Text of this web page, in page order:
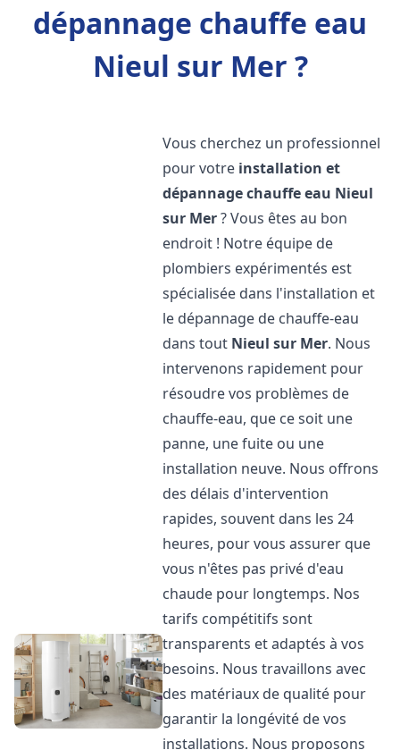
dépannage chauffe eau
Nieul sur Mer ?
Vous cherchez un professionnel
pour votre installation et
dépannage chauffe eau Nieul
sur Mer? Vous êtes au bon
endroit ! Notre équipe de
plombiers expérimentés est
spécialisée dans l'installation et
le dépannage de chauffe-eau
dans tout Nieul sur Mer. Nous
intervenons rapidement pour
résoudre vos problèmes de
chauffe-eau, que ce soit une
panne, une fuite ou une
installation neuve. Nous offrons
des délais d'intervention
rapides, souvent dans les 24
heures, pour vous assurer que
vous n'êtes pas privé d'eau
chaude pour longtemps. Nos
tarifs compétitifs sont
transparents et adaptés à vos
besoins. Nous travaillons avec
des matériaux de qualité pour
garantir la longévité de vos
installations. Nous proposons